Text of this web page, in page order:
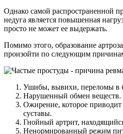
Однако самой распространенной
недуга является повышенная
просто не может ее выдержать.
Помимо этого, образование
произойти по следующим
Ушибы, вывихи, переломы в
Нарушенный обмен веществ.
Ожирение, которое
суставы.
Гнойный артрит,
Ненормированный режим